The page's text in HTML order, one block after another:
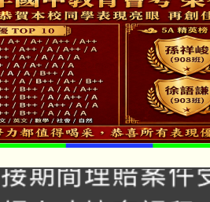
活教案入校路
農教育專業人
期間理賠案件